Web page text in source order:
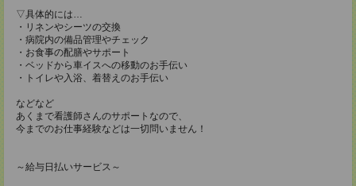
▽具体的には…
・リネンやシーツの交換
・病院内の備品管理やチェック
・お食事の配膳やサポート
・ベッドから車イスへの移動のお手伝い
・トイレや入浴、着替えのお手伝い
などなど
あくまで看護師さんのサポートなので、
今までのお仕事経験などは一切問いません！
～給与日払いサービス～